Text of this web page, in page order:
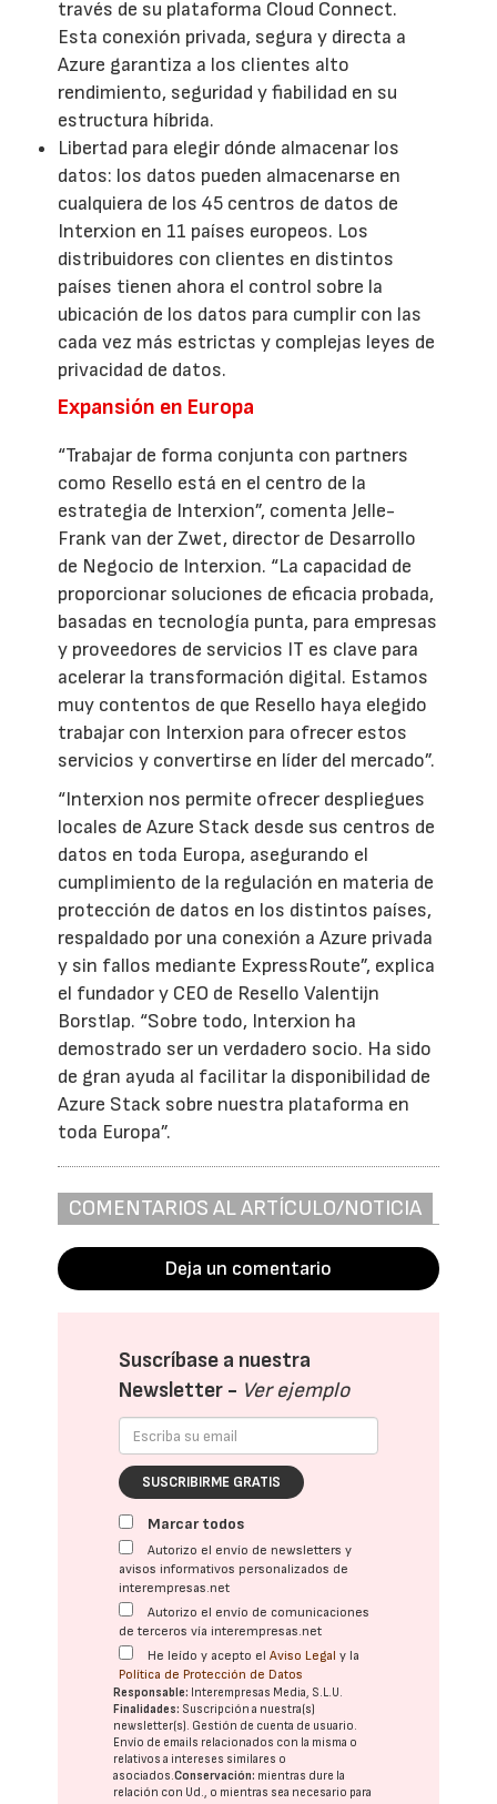
través de su plataforma Cloud Connect.
Esta conexión privada, segura y directa a
Azure garantiza a los clientes alto
rendimiento, seguridad y fiabilidad en su
estructura híbrida.
Libertad para elegir dónde almacenar los
datos: los datos pueden almacenarse en
cualquiera de los 45 centros de datos de
Interxion en 11 países europeos. Los
distribuidores con clientes en distintos
países tienen ahora el control sobre la
ubicación de los datos para cumplir con las
cada vez más estrictas y complejas leyes de
privacidad de datos.
Expansión en Europa
“Trabajar de forma conjunta con partners
como Resello está en el centro de la
estrategia de Interxion”, comenta Jelle-
Frank van der Zwet, director de Desarrollo
de Negocio de Interxion. “La capacidad de
proporcionar soluciones de eficacia probada,
basadas en tecnología punta, para empresas
y proveedores de servicios IT es clave para
acelerar la transformación digital. Estamos
muy contentos de que Resello haya elegido
trabajar con Interxion para ofrecer estos
servicios y convertirse en líder del mercado”.
“Interxion nos permite ofrecer despliegues
locales de Azure Stack desde sus centros de
datos en toda Europa, asegurando el
cumplimiento de la regulación en materia de
protección de datos en los distintos países,
respaldado por una conexión a Azure privada
y sin fallos mediante ExpressRoute”, explica
el fundador y CEO de Resello Valentijn
Borstlap. “Sobre todo, Interxion ha
demostrado ser un verdadero socio. Ha sido
de gran ayuda al facilitar la disponibilidad de
Azure Stack sobre nuestra plataforma en
toda Europa”.
COMENTARIOS AL ARTÍCULO/NOTICIA
Deja un comentario
Suscríbase a nuestra
Newsletter - Ver ejemplo
SUSCRIBIRME GRATIS
Marcar todos
Autorizo el envío de newsletters y
avisos informativos personalizados de
interempresas.net
Autorizo el envío de comunicaciones
de terceros vía interempresas.net
He leído y acepto elAviso Legal y la
Política de Protección de Datos
Responsable: Interempresas Media, S.L.U.
Finalidades: Suscripción a nuestra(s)
newsletter(s). Gestión de cuenta de usuario.
Envío de emails relacionados con la misma o
relativos a intereses similares o
asociados.Conservación: mientras dure la
relación con Ud., o mientras sea necesario para